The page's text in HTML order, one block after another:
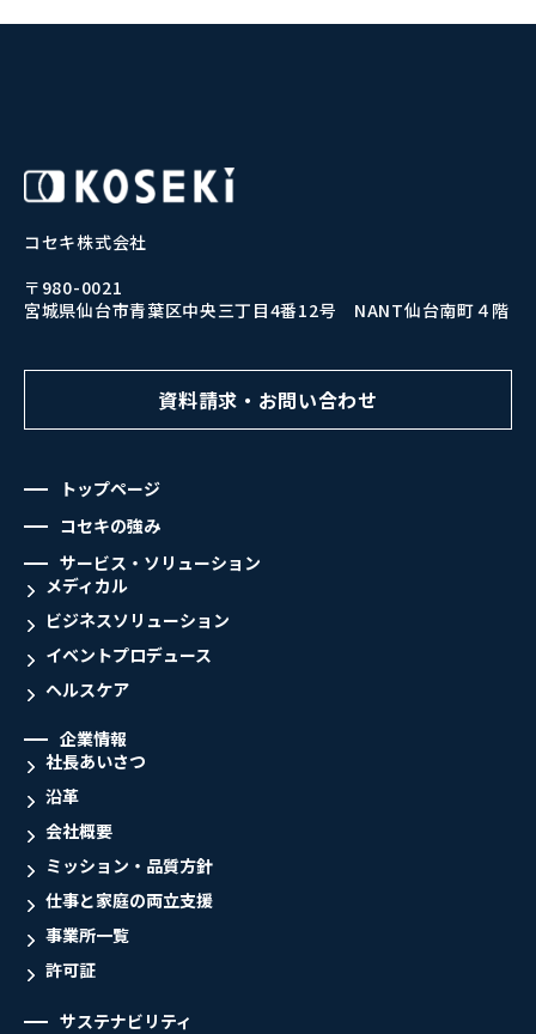
コセキ株式会社
〒980-0021
宮城県仙台市青葉区中央三丁目4番12号 NANT仙台南町４階
資料請求・お問い合わせ
トップページ
コセキの強み
サービス・ソリューション
メディカル
ビジネスソリューション
イベントプロデュース
ヘルスケア
企業情報
社長あいさつ
沿革
会社概要
ミッション・品質方針
仕事と家庭の両立支援
事業所一覧
許可証
サステナビリティ